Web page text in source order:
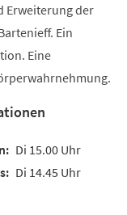
Erweiterung der
Ein
Eine
Di 15.00 Uhr
Di 14.45 Uhr